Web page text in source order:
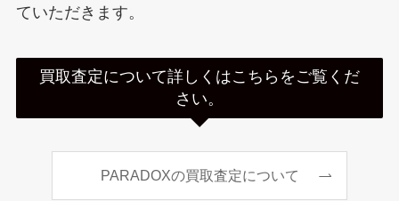
ていただきます。
買取査定について詳しくはこちらをご覧くだ
さい。
PARADOXの買取査定について